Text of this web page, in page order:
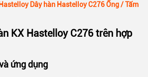
Dây hàn Hastelloy C276 Ống / Tấm
KX Hastelloy C276 trên hợp
ứng dụng